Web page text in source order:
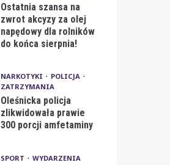
Ostatnia szansa na
zwrot akcyzy za olej
napędowy dla rolników
do końca sierpnia!
NARKOTYKI
POLICJA
ZATRZYMANIA
Oleśnicka policja
zlikwidowała prawie
300 porcji amfetaminy
SPORT WYDARZENIA